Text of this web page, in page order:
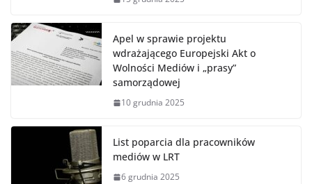
Apel w sprawie projektu
wdrażającego Europejski Akt o
Wolności Mediów i „prasy”
samorządowej
10 grudnia 2025
List poparcia dla pracowników
mediów w LRT
6 grudnia 2025